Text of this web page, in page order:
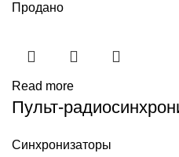
Продано
Read more
Пульт-
Синхронизаторы